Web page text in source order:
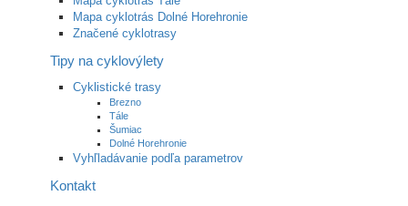
Mapa cyklotrás Dolné Horehronie
Značené cyklotrasy
Tipy na cyklovýlety
Cyklistické trasy
Brezno
Tále
Šumiac
Dolné Horehronie
Vyhľladávanie podľa parametrov
Kontakt